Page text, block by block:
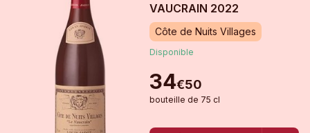
VAUCRAIN 2022
Côte de Nuits Villages
Disponible
34€50
bouteille de 75 cl